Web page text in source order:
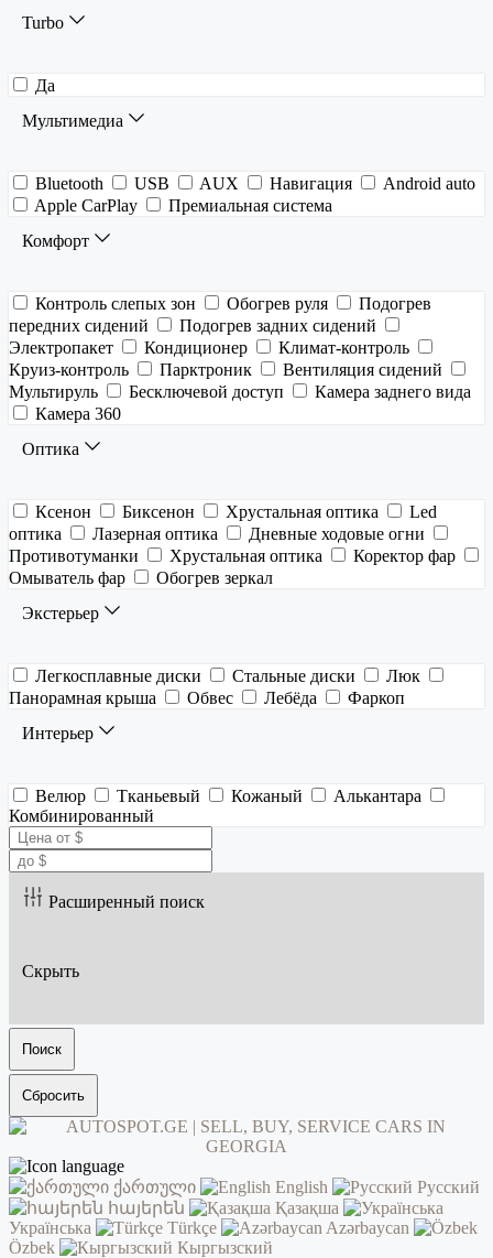
Turbo
Да
Мультимедиа
Bluetooth USB AUX Навигация
Android auto
Apple CarPlay
Премиальная система
Комфорт
Контроль слепых зон Обогрев руля
Подогрев
передних сидений
Подогрев задних сидений
Электропакет
Кондиционер
Климат-контроль
Круиз-контроль
Парктроник
Вентиляция сидений
Мультируль
Бесключевой доступ
Камера заднего вида
Камера 360
Оптика
Ксенон Биксенон Хрустальная оптика
Led
оптика
Лазерная оптика
Дневные ходовые огни
Противотуманки
Хрустальная оптика
Коректор фар
Омыватель фар
Обогрев зеркал
Экстерьер
Легкосплавные диски Стальные диски
Люк
Панорамная крыша
Обвес Лебёда
Фаркоп
Интерьер
Велюр Тканьевый Кожаный
Алькантара
Комбинированный
Расширенный поиск
Скрыть
Поиск
Сбросить
ქართული English
Русский
հայերեն
Қазақша
Українська
Türkçe
Azərbaycan
Özbek
Кыргызский